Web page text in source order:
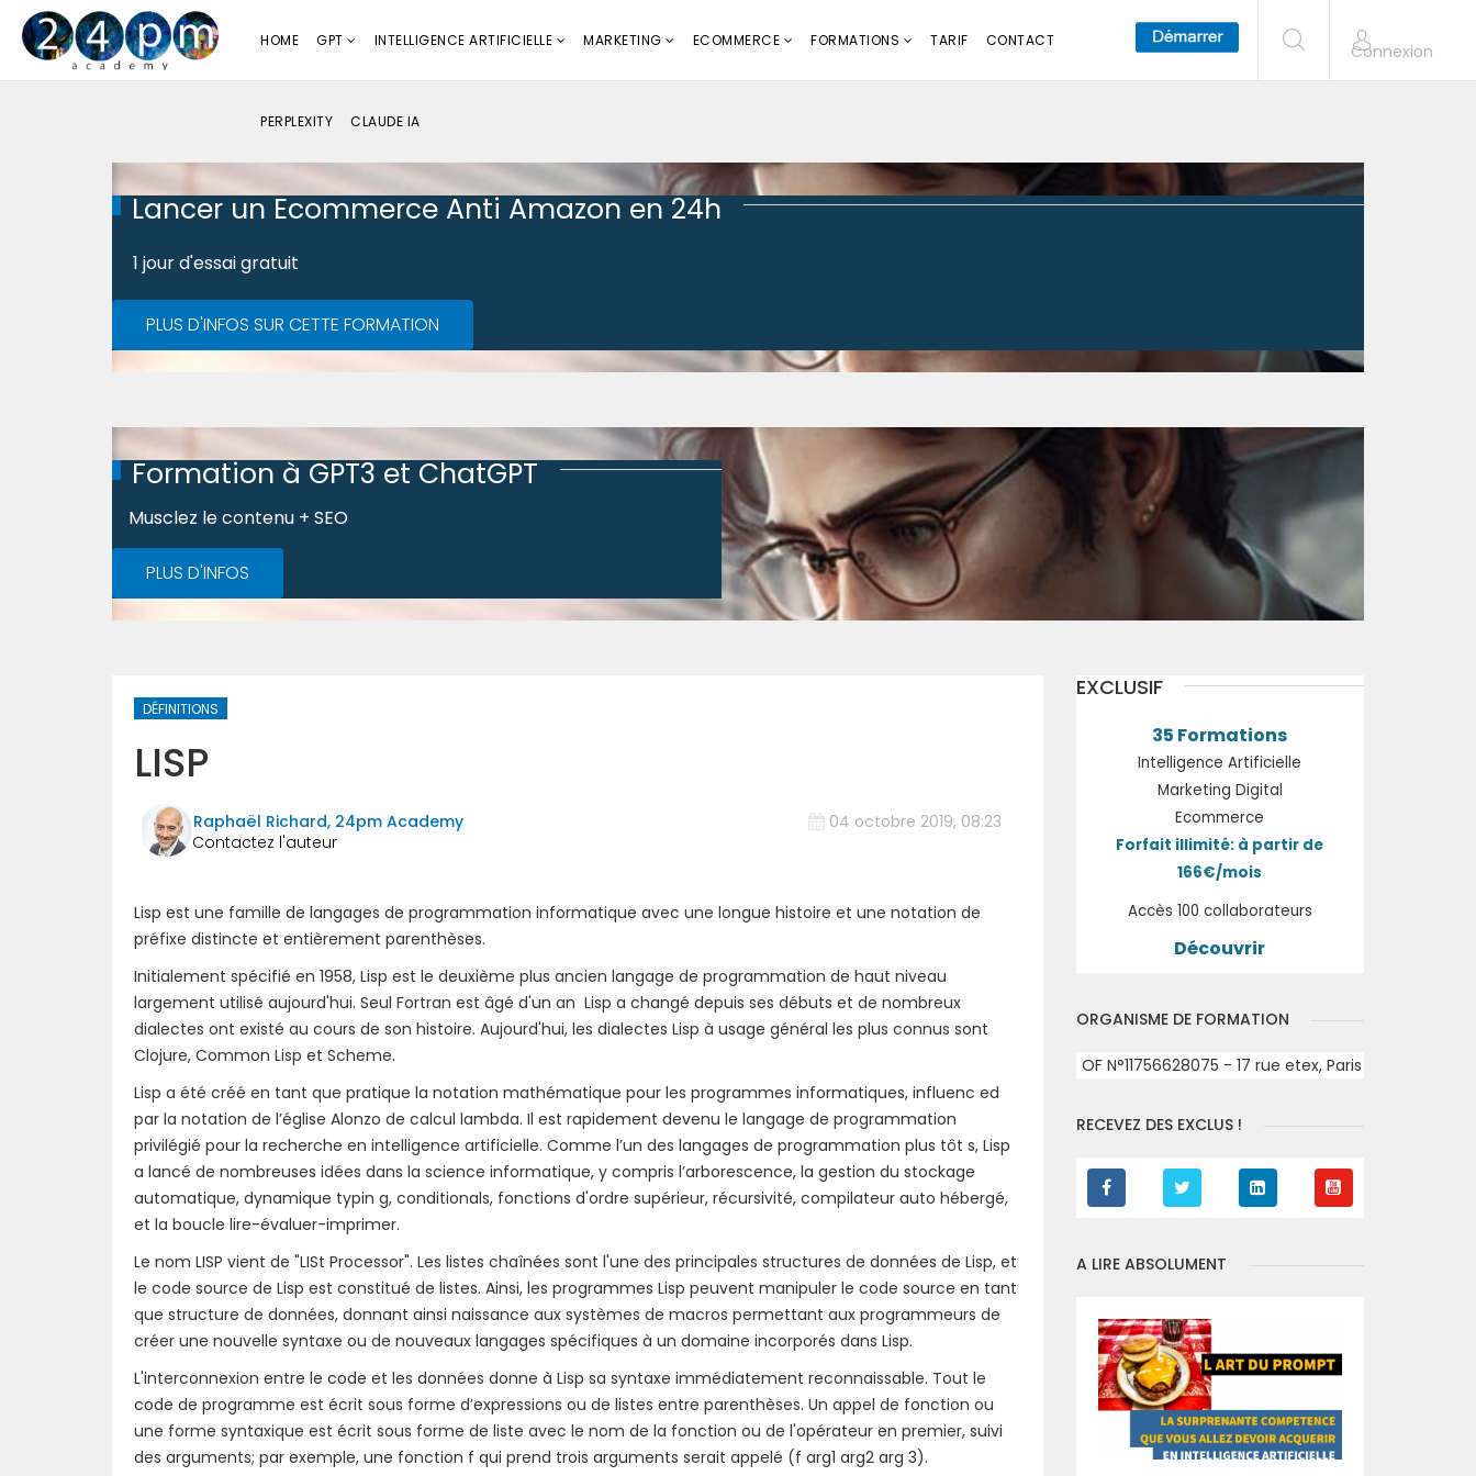
HOME GPT INTELLIGENCE ARTIFICIELLE MARKETING ECOMMERCE FORMATIONS TARIF CONTACT
PERPLEXITY CLAUDE IA
Connexion
Lancer un Ecommerce Anti Amazon en 24h
1 jour d'essai gratuit
PLUS D'INFOS SUR CETTE FORMATION
Formation à GPT3 et ChatGPT
Musclez le contenu + SEO
PLUS D'INFOS
DÉFINITIONS
LISP
Raphaël Richard, 24pm Academy 04 octobre 2019, 08:23
Lisp est une famille de langages de programmation informatique avec une longue histoire et une notation de
préfixe distincte et entièrement parenthèses.
Initialement spécifié en 1958, Lisp est le deuxième plus ancien langage de programmation de haut niveau
largement utilisé aujourd'hui. Seul Fortran est âgé d'un an Lisp a changé depuis ses débuts et de nombreux
dialectes ont existé au cours de son histoire. Aujourd'hui, les dialectes Lisp à usage général les plus connus sont
Clojure, Common Lisp et Scheme.
Lisp a été créé en tant que pratique la notation mathématique pour les programmes informatiques, influenc ed
par la notation de l’église Alonzo de calcul lambda. Il est rapidement devenu le langage de programmation
privilégié pour la recherche en intelligence artificielle. Comme l’un des langages de programmation plus tôt s, Lisp
a lancé de nombreuses idées dans la science informatique, y compris l’arborescence, la gestion du stockage
automatique, dynamique typin g, conditionals, fonctions d'ordre supérieur, récursivité, compilateur auto hébergé,
et la boucle lire-évaluer-imprimer.
Le nom LISP vient de "LISt Processor". Les listes chaînées sont l'une des principales structures de données de Lisp, et
le code source de Lisp est constitué de listes. Ainsi, les programmes Lisp peuvent manipuler le code source en tant
que structure de données, donnant ainsi naissance aux systèmes de macros permettant aux programmeurs de
créer une nouvelle syntaxe ou de nouveaux langages spécifiques à un domaine incorporés dans Lisp.
L'interconnexion entre le code et les données donne à Lisp sa syntaxe immédiatement reconnaissable. Tout le
code de programme est écrit sous forme d’expressions ou de listes entre parenthèses. Un appel de fonction ou
une forme syntaxique est écrit sous forme de liste avec le nom de la fonction ou de l'opérateur en premier, suivi
des arguments; par exemple, une fonction f qui prend trois arguments serait appelé (f arg1 arg2 arg 3).
EXCLUSIF
35 Formations
Intelligence Artificielle
Marketing Digital
Ecommerce
Forfait illimité: à partir de
166€/mois
Accès 100 collaborateurs
Découvrir
ORGANISME DE FORMATION
OF N°11756628075 - 17 rue etex, Paris
RECEVEZ DES EXCLUS !
A LIRE ABSOLUMENT